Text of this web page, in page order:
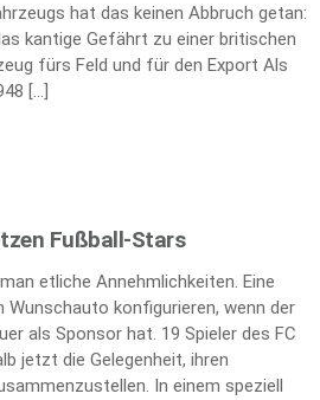
hat das keinen Abbruch getan:
kantige Gefährt zu einer britischen
fürs Feld und für den Export Als
[…]
Fußball-Stars
etliche Annehmlichkeiten. Eine
Wunschauto konfigurieren, wenn der
als Sponsor hat. 19 Spieler des FC
jetzt die Gelegenheit, ihren
In einem speziell